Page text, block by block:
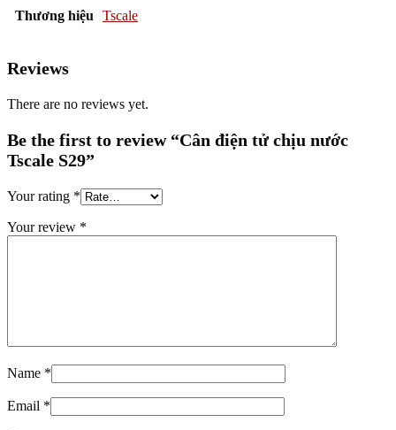
Thương hiệu Tscale
Reviews
There are no reviews yet.
Be the first to review “Cân điện tử chịu nước
Tscale S29”
Your rating *
Your review *
Name *
Email *